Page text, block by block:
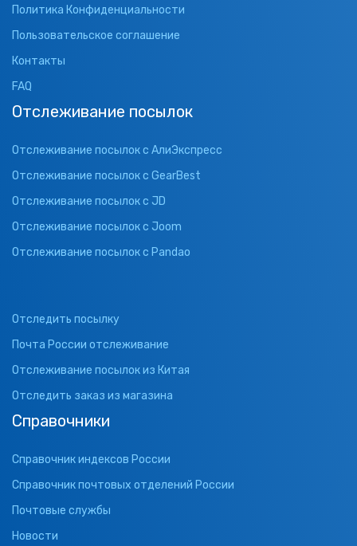
Политика Конфиденциальности
Пользовательское соглашение
Контакты
FAQ
Отслеживание посылок
Отслеживание посылок с АлиЭкспресс
Отслеживание посылок с GearBest
Отслеживание посылок с JD
Отслеживание посылок с Joom
Отслеживание посылок с Pandao
Отследить посылку
Почта России отслеживание
Отслеживание посылок из Китая
Отследить заказ из магазина
Справочники
Справочник индексов России
Справочник почтовых отделений России
Почтовые службы
Новости